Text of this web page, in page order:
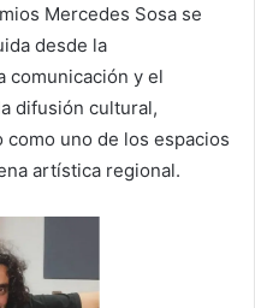
Mercedes Sosa se
desde la
comunicación y el
difusión cultural,
como uno de los espacios
artística regional.